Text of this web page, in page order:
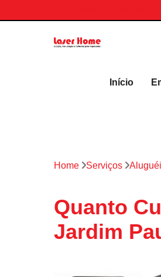
Início
Home Serviços
Quanto
Jardim